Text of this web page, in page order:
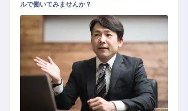
副支配人候補
ルで働いてみませんか？